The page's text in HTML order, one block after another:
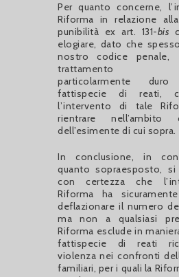
Per quanto concerne,
Riforma in relazione
punibilità ex art. 131-bis
elogiare, dato che
nostro codice penale,
trattamento
particolarmente
fattispecie di reati,
l’intervento di tale
rientrare nell’ambito
dell’esimente di cui sopra.
In conclusione, in
quanto sopraesposto,
con certezza che
Riforma ha
deflazionare il numero
ma non a qualsiasi
Riforma esclude in
fattispecie di reati
violenza nei confronti
familiari, per i quali la